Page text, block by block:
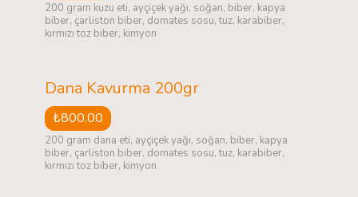
200 gram kuzu eti, ayçiçek yağı, soğan, biber, kapya
biber, çarliston biber, domates sosu, tuz, karabiber,
kırmızı toz biber, kimyon
Dana Kavurma 200gr
₺800.00
200 gram dana eti, ayçiçek yağı, soğan, biber, kapya
biber, çarliston biber, domates sosu, tuz, karabiber,
kırmızı toz biber, kimyon